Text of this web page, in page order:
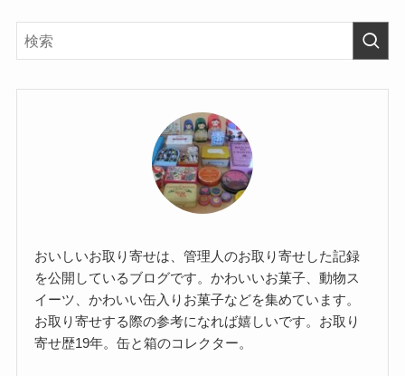
おいしいお取り寄せは、管理人のお取り寄せした記録
を公開しているブログです。かわいいお菓子、動物ス
イーツ、かわいい缶入りお菓子などを集めています。
お取り寄せする際の参考になれば嬉しいです。お取り
寄せ歴19年。缶と箱のコレクター。